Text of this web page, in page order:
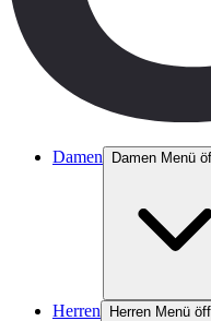
Damen Damen Menü
Herren Herren Menü